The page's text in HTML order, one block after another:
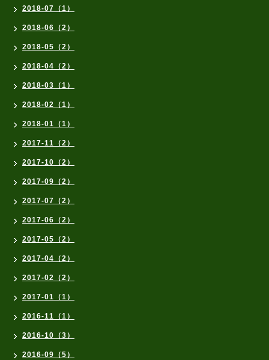
2018-07（1）
2018-06（2）
2018-05（2）
2018-04（2）
2018-03（1）
2018-02（1）
2018-01（1）
2017-11（2）
2017-10（2）
2017-09（2）
2017-07（2）
2017-06（2）
2017-05（2）
2017-04（2）
2017-02（2）
2017-01（1）
2016-11（1）
2016-10（3）
2016-09（5）